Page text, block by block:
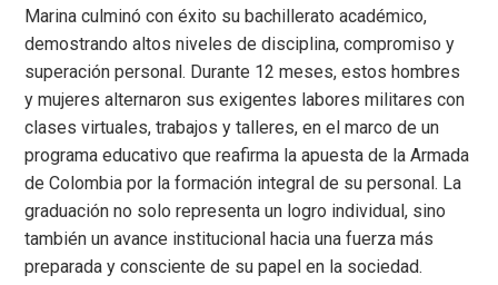
Marina culminó con éxito su bachillerato académico,
demostrando altos niveles de disciplina, compromiso y
superación personal. Durante 12 meses, estos hombres
y mujeres alternaron sus exigentes labores militares con
clases virtuales, trabajos y talleres, en el marco de un
programa educativo que reafirma la apuesta de la Armada
de Colombia por la formación integral de su personal. La
graduación no solo representa un logro individual, sino
también un avance institucional hacia una fuerza más
preparada y consciente de su papel en la sociedad.